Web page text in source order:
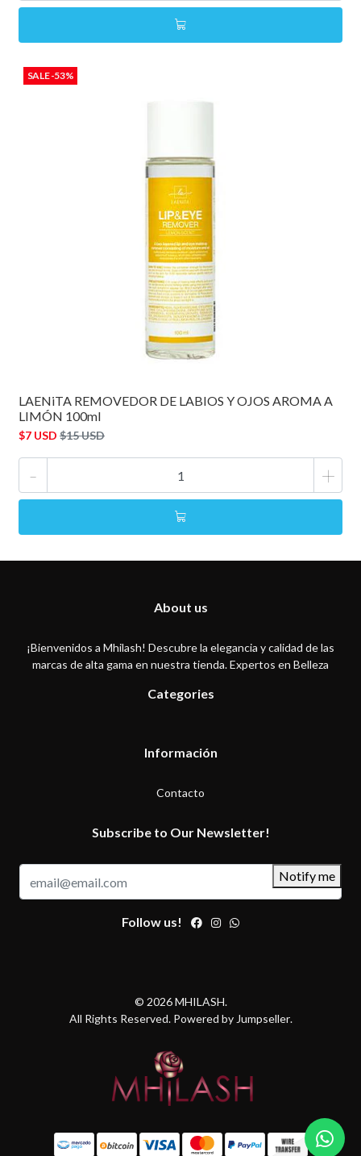
SALE -53%
LAENiTA REMOVEDOR DE LABIOS Y OJOS AROMA A
LIMÓN 100ml
$7 USD $15 USD
- +
About us
¡Bienvenidos a Mhilash! Descubre la elegancia y calidad de las
marcas de alta gama en nuestra tienda. Expertos en Belleza
Categories
Información
Contacto
Subscribe to Our Newsletter!
Notify me
Follow us!
© 2026 MHILASH.
All Rights Reserved. Powered by Jumpseller.